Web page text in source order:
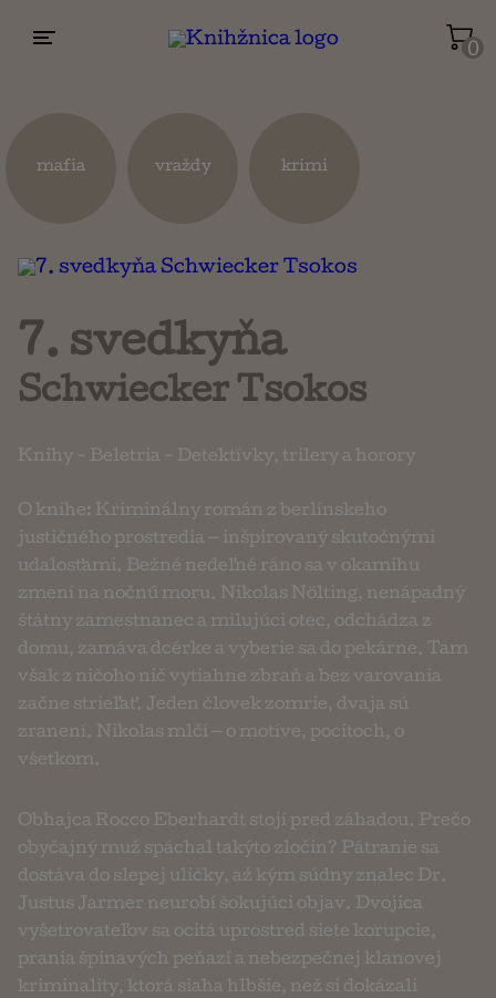
0
mafia vraždy krimi
7. svedkyňa
Schwiecker Tsokos
Knihy - Beletria - Detektívky, trilery a horory
O knihe: Kriminálny román z berlínskeho
justičného prostredia — inšpirovaný skutočnými
udalosťami. Bežné nedeľné ráno sa v okamihu
zmení na nočnú moru. Nikolas Nölting, nenápadný
štátny zamestnanec a milujúci otec, odchádza z
domu, zamáva dcérke a vyberie sa do pekárne. Tam
však z ničoho nič vytiahne zbraň a bez varovania
začne strieľať. Jeden človek zomrie, dvaja sú
zranení. Nikolas mlčí — o motíve, pocitoch, o
všetkom.
Obhajca Rocco Eberhardt stojí pred záhadou. Prečo
obyčajný muž spáchal takýto zločin? Pátranie sa
dostáva do slepej uličky, až kým súdny znalec Dr.
Justus Jarmer neurobí šokujúci objav. Dvojica
vyšetrovateľov sa ocitá uprostred siete korupcie,
prania špinavých peňazí a nebezpečnej klanovej
kriminality, ktorá siaha hlbšie, než si dokázali